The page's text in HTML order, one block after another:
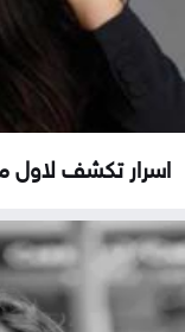
اسرار تكشف لاول